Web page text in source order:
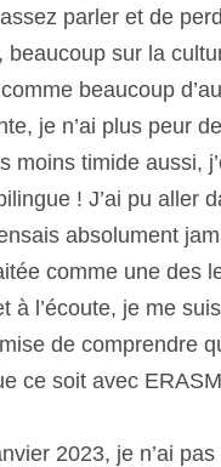
parler et de
beaucoup sur la
beaucoup
je n’ai plus peur
moins timide aussi,
! J’ai pu aller
absolument
comme une des
l’écoute, je me
de comprendre
ce soit avec
2023, je n’ai